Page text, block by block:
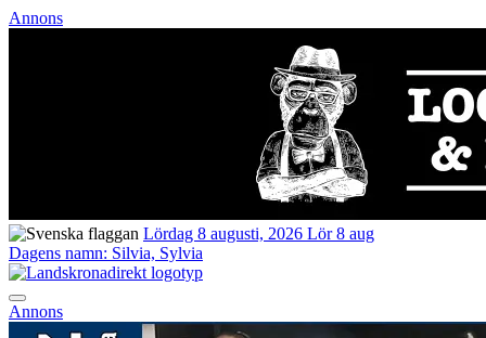
Annons
Lördag 8 augusti, 2026 Lör 8 aug
Dagens namn: Silvia, Sylvia
Annons